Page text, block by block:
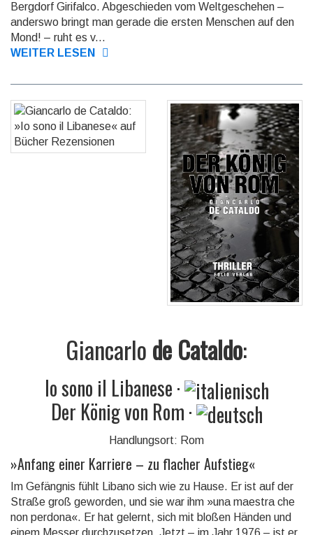
Bergdorf Girifalco. Abgeschie­den vom Weltge­schehen –
anderswo bringt man gerade die ersten Menschen auf den
Mond! – ruht es v...
WEITER LESEN
Giancarlode Cataldo:
Io sono il Libanese·
Der König von Rom·
Handlungsort: Rom
»Anfang einer Karriere – zu flacher Aufstieg«
Im Gefängnis fühlt Libano sich wie zu Hause. Er ist auf der
Straße groß geworden, und sie war ihm »una maestra che
non perdona«. Er hat gelernt, sich mit bloßen Händen und
einem Messer durch­zu­set­zen. Jetzt – im Jahr 1976 – ist er